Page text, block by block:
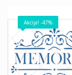
Akcija! -47%